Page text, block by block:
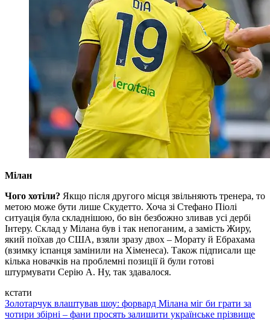
Мілан
Чого хотіли? Якщо після другого місця звільняють тренера, то
метою може бути лише Скудетто. Хоча зі Стефано Піолі
ситуація була складнішою, бо він безбожно зливав усі дербі
Інтеру. Склад у Мілана був і так непоганим, а замість Жиру,
який поїхав до США, взяли зразу двох – Морату й Ебрахама
(взимку іспанця замінили на Хіменеса). Також підписали ще
кілька новачків на проблемні позиції й були готові
штурмувати Серію А. Ну, так здавалося.
кстати
Золотарчук влаштував шоу: форвард Мілана міг би грати за
чотири збірні – фани просять залишити українське прізвище